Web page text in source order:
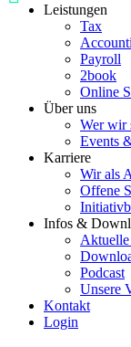
Leistungen
Tax
Payroll
2book
Online
Über uns
Wer wir
Events
Karriere
Wir als
Offene
Infos &
Podcast
Unsere
Kontakt
Login